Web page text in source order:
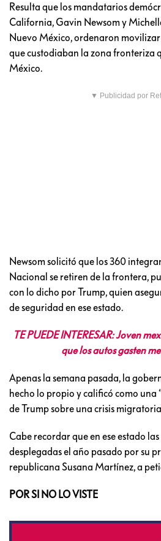
Resulta que los mandatarios
California, Gavin Newsom y
Nuevo México, ordenaron
que custodiaban la zona fronteriza
México.
▼ Publicidad por
Newsom solicitó que los 360
Nacional se retiren de la frontera,
con lo dicho por Trump, quien
de seguridad en ese estado.
TE PUEDE INTERESAR: Joven
que los autos gasten
Apenas la semana pasada, la
hecho lo propio y calificó como una
de Trump sobre una crisis
Cabe recordar que en ese estado
desplegadas el año pasado por su
republicana Susana Martínez, a
POR SI NO LO VISTE